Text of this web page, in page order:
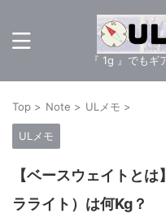
『 1g 』でも
Top > Note > ULメモ >
ULメモ
【ベースウェイトと
ラライト）は何Kg？